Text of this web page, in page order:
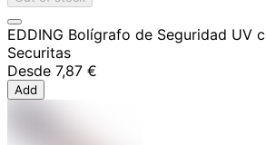
EDDING Bolígrafo de Seguridad UV
Securitas
Desde 7,87 €
Add